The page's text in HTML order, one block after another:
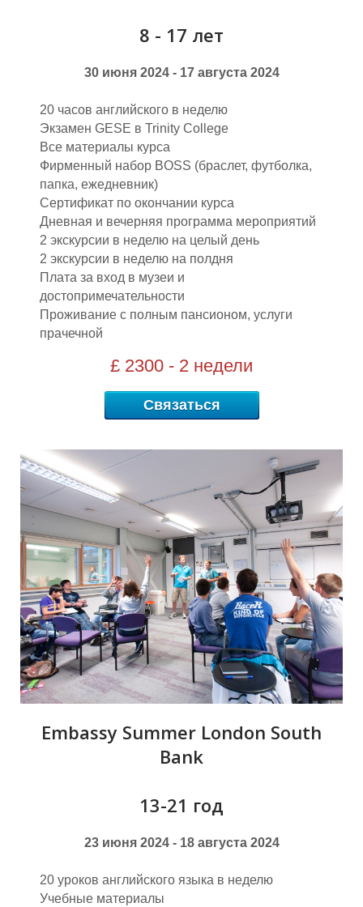
Р
А
8 - 17 лет
30 июня 2024 - 17 августа 2024
20 часов английского в неделю
Экзамен GESE в Trinity College
Все материалы курса
Фирменный набор BOSS (браслет, футболка,
папка, ежедневник)
Сертификат по окончании курса
Дневная и вечерняя программа мероприятий
2 экскурсии в неделю на целый день
2 экскурсии в неделю на полдня
Плата за вход в музеи и
достопримечательности
Проживание с полным пансионом, услуги
прачечной
£ 2300 - 2 недели
Связаться
Embassy Summer London South
Bank
13-21 год
23 июня 2024 - 18 августа 2024
20 уроков английского языка в неделю
Учебные материалы